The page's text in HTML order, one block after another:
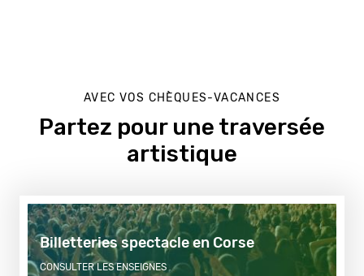
AVEC VOS CHÈQUES-VACANCES
Partez pour une traversée
artistique
Billetteries spectacle en Corse
CONSULTER LES ENSEIGNES